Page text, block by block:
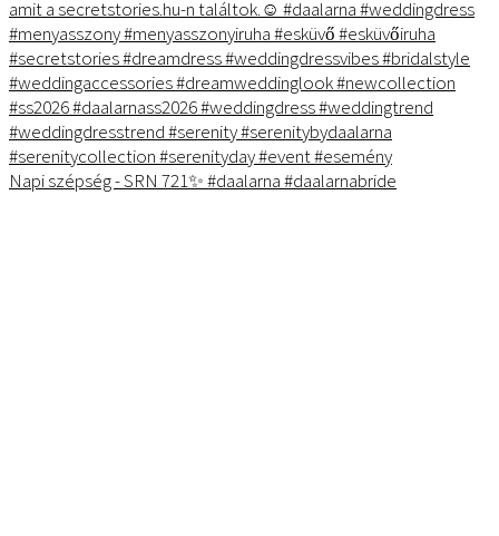
Napi szépség - SRN 721✨ #daalarna #daalarnabride